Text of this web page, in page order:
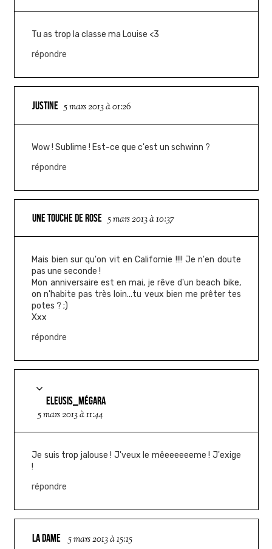
Tu as trop la classe ma Louise <3
répondre
JUSTINE 5 mars 2013 à 01:26
Wow ! Sublime ! Est-ce que c'est un schwinn ?
répondre
UNE TOUCHE DE ROSE 5 mars 2013 à 10:37
Mais bien sur qu'on vit en Californie !!!! Je n'en doute
pas une seconde !
Mon anniversaire est en mai, je rêve d'un beach bike,
on n'habite pas très loin...tu veux bien me prêter tes
potes ? ;)
Xxx
répondre
ELEUSIS_MÉGARA
5 mars 2013 à 11:44
Je suis trop jalouse ! J'veux le mêeeeeeeme ! J'exige
!
répondre
LA DAME 5 mars 2013 à 15:15